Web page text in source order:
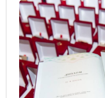
Варианты и условия
льготных категорий
индивидуально.
Оставить
Ценность нашего
чтобы вы поняли